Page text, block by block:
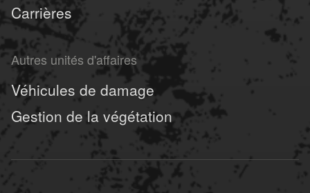
Carrières
Autres unités d'affaires
Véhicules de damage
Gestion de la végétation